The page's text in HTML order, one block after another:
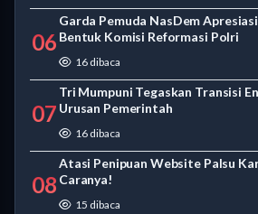
06
Garda Pemuda NasDem
Bentuk Komisi Reformasi Polri
16 dibaca
07
Tri Mumpuni Tegaskan Transisi
Urusan Pemerintah
16 dibaca
08
Atasi Penipuan Website Palsu
Caranya!
15 dibaca